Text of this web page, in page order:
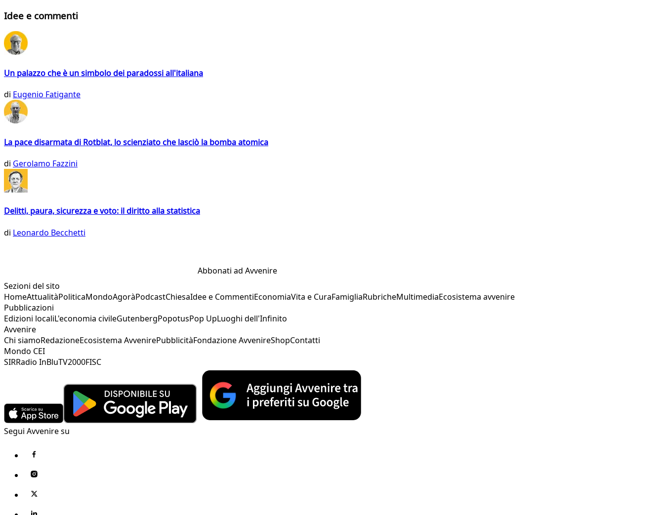
Idee e commenti
Un palazzo che è un simbolo dei paradossi all'italiana
di Eugenio Fatigante
La pace disarmata di Rotblat, lo scienziato che lasciò la bomba atomica
di Gerolamo Fazzini
Delitti, paura, sicurezza e voto: il diritto alla statistica
di Leonardo Becchetti
Abbonati ad Avvenire
Sezioni del sito
HomeAttualitàPoliticaMondoAgoràPodcastChiesaIdee e CommentiEconomiaVita e CuraFamigliaRubricheMultimediaEcosistema avvenire
Pubblicazioni
Edizioni localiL'economia civileGutenbergPopotusPop UpLuoghi dell'Infinito
Avvenire
Chi siamoRedazioneEcosistema AvvenirePubblicitàFondazione AvvenireShopContatti
Mondo CEI
SIRRadio InBluTV2000FISC
Segui Avvenire su